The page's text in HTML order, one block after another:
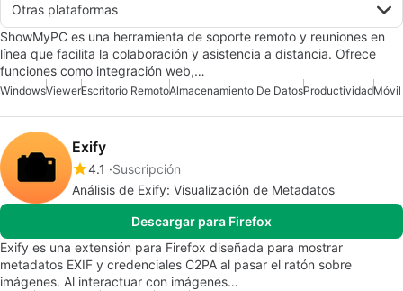
Otras plataformas
ShowMyPC es una herramienta de soporte remoto y reuniones en
línea que facilita la colaboración y asistencia a distancia. Ofrece
funciones como integración web,…
WindowsViewerEscritorio RemotoAlmacenamiento De DatosProductividadMóvil
Exify
4.1
Suscripción
Análisis de Exify: Visualización de Metadatos
Descargar para Firefox
Exify es una extensión para Firefox diseñada para mostrar
metadatos EXIF y credenciales C2PA al pasar el ratón sobre
imágenes. Al interactuar con imágenes…